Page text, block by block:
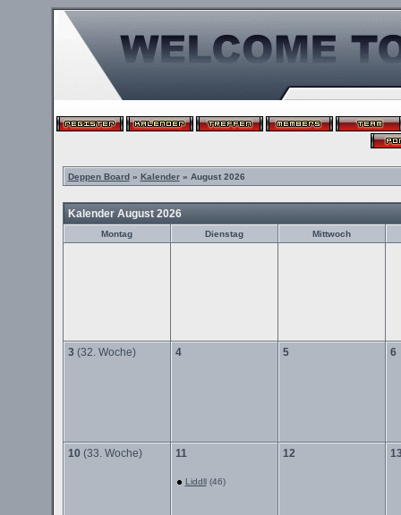
Deppen Board» Kalender» August 2026
Kalender August 2026
Montag Dienstag Mittwoch
3 (32. Woche) 4 5 6
10 (33. Woche) 11
Liddll(46)
12